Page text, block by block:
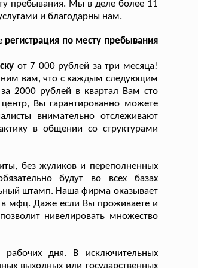
пребывания. Мы в деле более 11
и благодарны нам.
регистрация по месту пребывания
от 7 000 рублей за три месяца!
вам, что с каждым следующим
2000 рублей в квартал Вам сто
Вы гарантированно можете
внимательно отслеживают
в общении со структурами
без жуликов и переполненных
будут во всех базах
штамп. Наша фирма оказывает
в мфц. Даже если Вы проживаете и
нивелировать множество
дня. В исключительных
выходных или государственных